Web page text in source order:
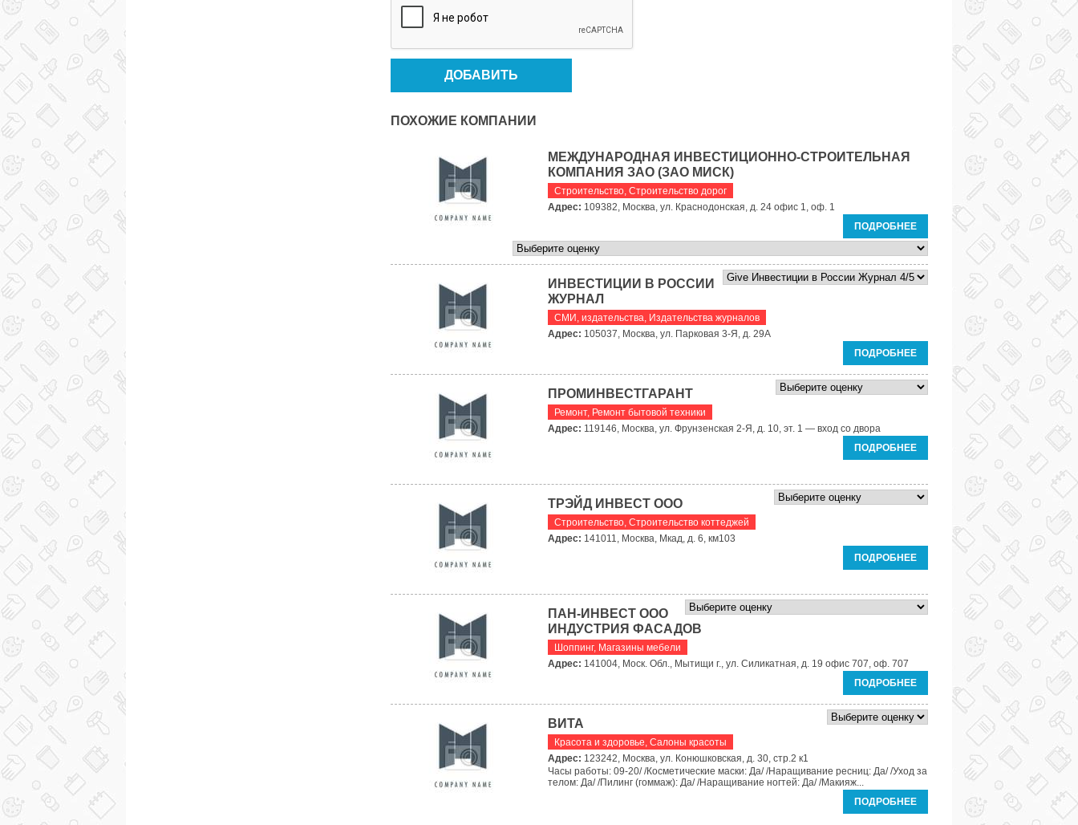
ПОХОЖИЕ КОМПАНИИ
МЕЖДУНАРОДНАЯ ИНВЕСТИЦИОННО-СТРОИТЕЛЬНАЯ
КОМПАНИЯ ЗАО (ЗАО МИСК)
Строительство, Строительство дорог
Адрес: 109382, Москва, ул. Краснодонская, д. 24 офис 1, оф. 1
ПОДРОБНЕЕ
ИНВЕСТИЦИИ В РОССИИ
ЖУРНАЛ
СМИ, издательства, Издательства журналов
Адрес: 105037, Москва, ул. Парковая 3-Я, д. 29А
ПОДРОБНЕЕ
ПРОМИНВЕСТГАРАНТ
Ремонт, Ремонт бытовой техники
Адрес: 119146, Москва, ул. Фрунзенская 2-Я, д. 10, эт. 1 — вход со двора
ПОДРОБНЕЕ
ТРЭЙД ИНВЕСТ ООО
Строительство, Строительство коттеджей
Адрес: 141011, Москва, Мкад, д. 6, км103
ПОДРОБНЕЕ
ПАН-ИНВЕСТ ООО
ИНДУСТРИЯ ФАСАДОВ
Шоппинг, Магазины мебели
Адрес: 141004, Моск. Обл., Мытищи г., ул. Силикатная, д. 19 офис 707, оф. 707
ПОДРОБНЕЕ
ВИТА
Красота и здоровье, Салоны красоты
Адрес: 123242, Москва, ул. Конюшковская, д. 30, стр.2 к1
Часы работы: 09-20/ /Косметические маски: Да/ /Наращивание ресниц: Да/ /Уход за
телом: Да/ /Пилинг (гоммаж): Да/ /Наращивание ногтей: Да/ /Макияж...
ПОДРОБНЕЕ